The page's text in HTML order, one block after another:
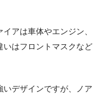
アは車体やエンジン、
いはフロントマスクなど
いデザインですが、ノア